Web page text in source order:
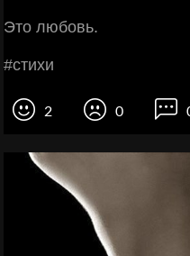
Этo любoвь.
#cтихи
2 0